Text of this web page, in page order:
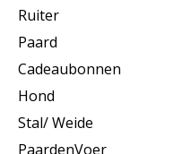
Ruiter
Paard
Cadeaubonnen
Hond
Stal/ Weide
PaardenVoer